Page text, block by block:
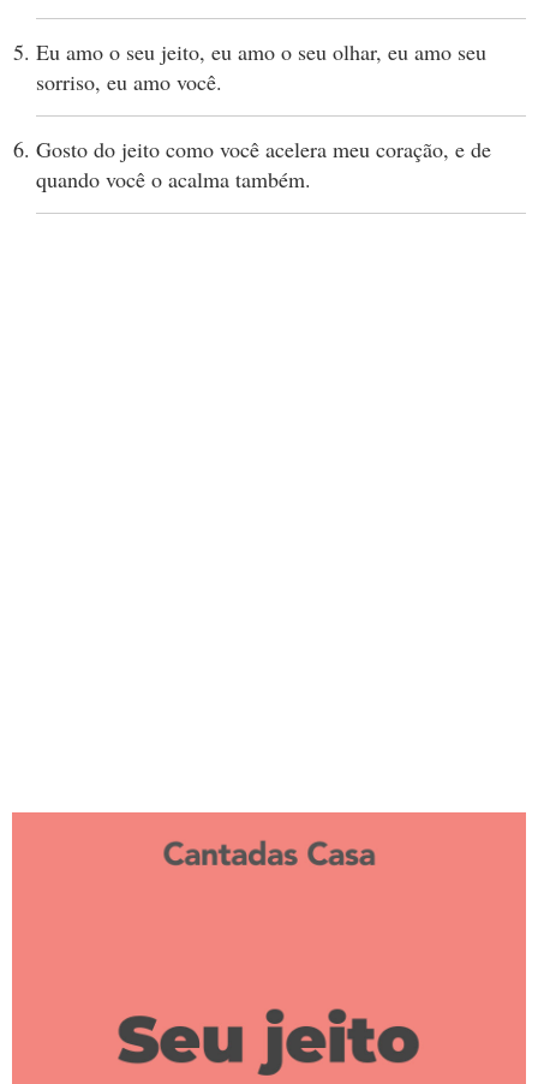
Eu amo o seu jeito, eu amo o seu olhar, eu amo seu
sorriso, eu amo você.
Gosto do jeito como você acelera meu coração, e de
quando você o acalma também.